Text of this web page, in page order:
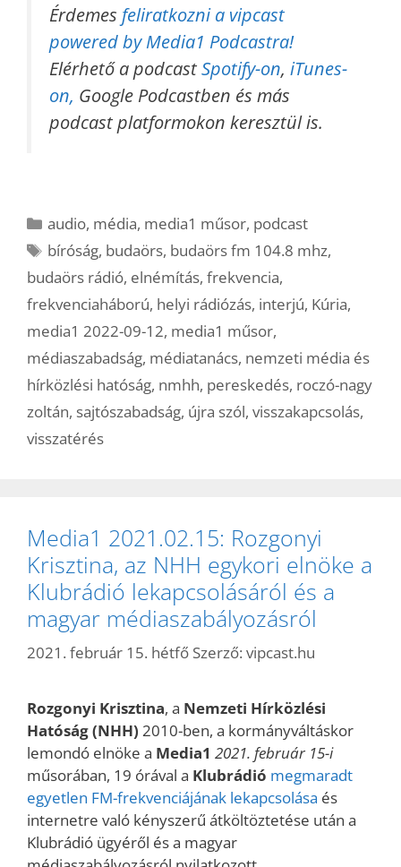
Érdemes feliratkozni a vipcast
powered by Media1 Podcastra!
Elérhető a podcastSpotify-on, iTunes-
on, Google Podcastben és más
podcast platformokon keresztül is.
Kategória
audio, média, media1 műsor, podcast
Címkék
bíróság, budaörs, budaörs fm 104.8 mhz,
budaörs rádió, elnémítás, frekvencia,
frekvenciaháború, helyi rádiózás, interjú, Kúria,
media1 2022-09-12, media1 műsor,
médiaszabadság, médiatanács, nemzeti média és
hírközlési hatóság, nmhh, pereskedés, roczó-nagy
zoltán, sajtószabadság, újra szól, visszakapcsolás,
visszatérés
Media1 2021.02.15: Rozgonyi
Krisztina, az NHH egykori elnöke a
Klubrádió lekapcsolásáról és a
magyar médiaszabályozásról
2021. február 15. hétfő Szerző: vipcast.hu
Rozgonyi Krisztina, a Nemzeti Hírközlési
Hatóság (NHH) 2010-ben, a kormányváltáskor
lemondó elnöke a Media1 2021. február 15-i
műsorában, 19 órával a Klubrádió megmaradt
egyetlen FM-frekvenciájának lekapcsolása és
internetre való kényszerű átköltöztetése után a
Klubrádió ügyéről és a magyar